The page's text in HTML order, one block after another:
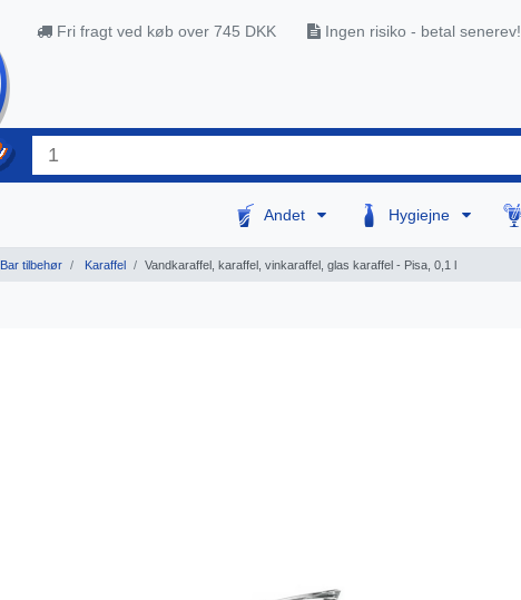
Fri fragt ved køb over 745 DKK Ingen risiko - betal senerev!
Andet Hygiejne
Bar tilbehør Karaffel Vandkaraffel, karaffel, vinkaraffel, glas karaffel - Pisa, 0,1 l